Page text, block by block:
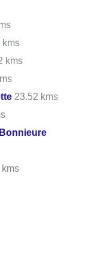
kms
kms
23.52 kms